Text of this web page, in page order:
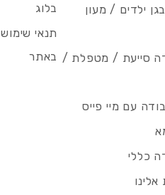
ילדים / מעון
סייעת / מטפלת /
עם מיי פייס
כללי
בלוג
תנאי שימוש
באתר